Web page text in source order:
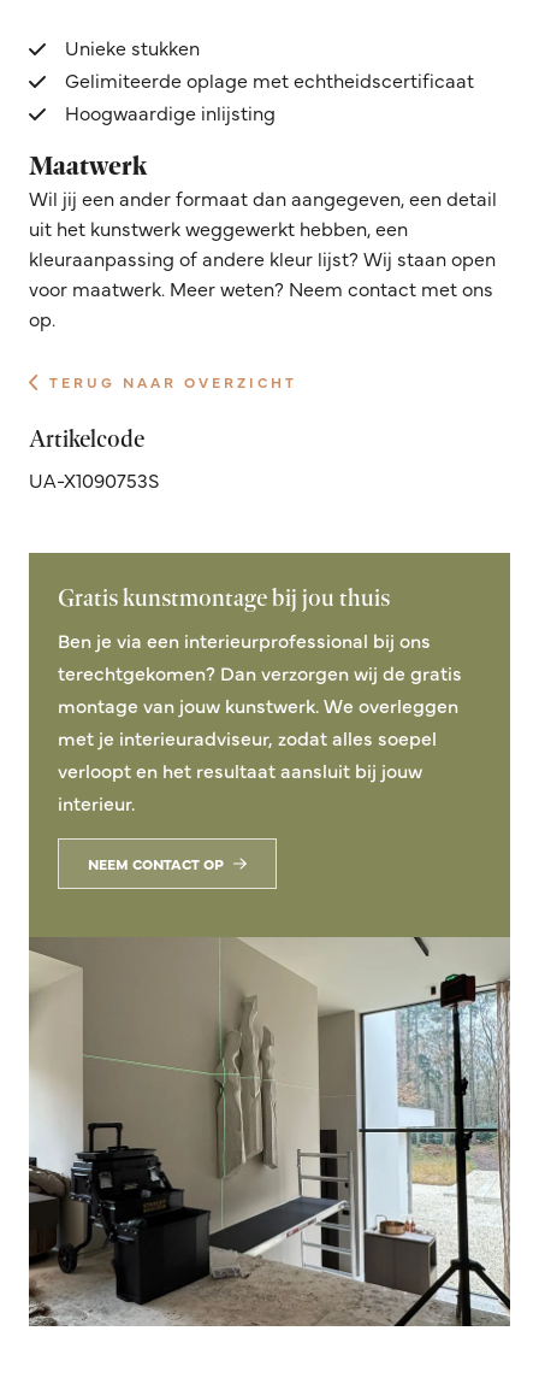
Unieke stukken
Gelimiteerde oplage met echtheidscertificaat
Hoogwaardige inlijsting
Maatwerk
Wil jij een ander formaat dan aangegeven, een detail
uit het kunstwerk weggewerkt hebben, een
kleuraanpassing of andere kleur lijst? Wij staan open
voor maatwerk. Meer weten? Neem contact met ons
op.
TERUG NAAR OVERZICHT
Artikelcode
UA-X1090753S
Gratis kunstmontage bij jou thuis
Ben je via een interieurprofessional bij ons
terechtgekomen? Dan verzorgen wij de gratis
montage van jouw kunstwerk. We overleggen
met je interieuradviseur, zodat alles soepel
verloopt en het resultaat aansluit bij jouw
interieur.
NEEM CONTACT OP